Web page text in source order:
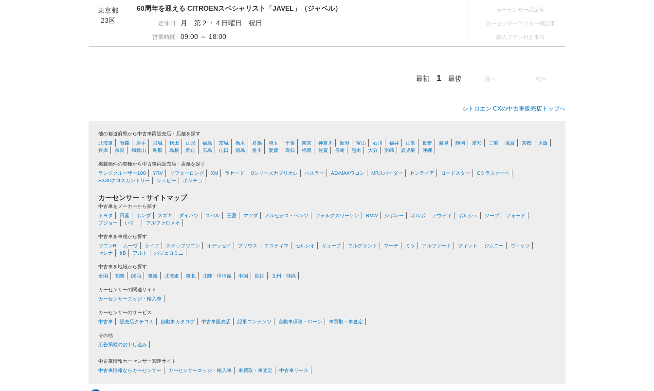
東京都
23区
60周年を迎える CITROENスペシャリスト「JAVEL」（ジャベル）
定休日 月 第２・４日曜日 祝日
営業時間 09:00 ～ 18:00
カーセンサー認定車
カーセンサーアフター保証車
購入プラン付き車両
最初 1 最後 前へ 次へ
シトロエン CXの中古車販売店トップへ
他の都道府県から中古車両販売店・店舗を探す
北海道
青森 岩手 宮城 秋田 山形 福島 茨城 栃木 群馬 埼玉 千葉 東京 神奈川 新潟 富山 石川 福井 山梨 長野 岐阜 静岡 愛知 三重 滋賀 京都
大阪
兵庫
奈良 和歌山 鳥取 島根 岡山 広島 山口 徳島 香川 愛媛 高知 福岡 佐賀 長崎 熊本 大分 宮崎 鹿児島 沖縄
掲載物件の車種から中古車両販売店・店舗を探す
ランドクルーザー100
YRV リフターロング XM ラセード 8シリーズカブリオレ ハスラー AD-MAXワゴン MRスパイダー センティア ロードスター
Cクラスクーペ
EX30クロスカントリー
シェビー ポンチョ
カーセンサー・サイトマップ
中古車をメーカーから探す
トヨタ
日産 ホンダ スズキ ダイハツ スバル 三菱 マツダ メルセデス・ベンツ フォルクスワーゲン BMW シボレー ボルボ アウディ ポルシェ ジープ
フォード
プジョー
いすゞ アルファロメオ
中古車を車種から探す
ワゴンR
ムーヴ ライフ ステップワゴン オデッセイ プリウス エスティマ セルシオ キューブ エルグランド マーチ ミラ アルファード フィット ジムニー
ヴィッツ
セレナ
bB アルト パジェロミニ
中古車を地域から探す
全国
関東 関西 東海 北海道 東北 北陸・甲信越 中国 四国 九州・沖縄
カーセンサーの関連サイト
カーセンサーエッジ・輸入車
カーセンサーのサービス
中古車
販売店クチコミ 自動車カタログ 中古車販売店 記事コンテンツ 自動車保険・ローン 車買取・車査定
その他
広告掲載のお申し込み
中古車情報カーセンサー関連サイト
中古車情報ならカーセンサー
カーセンサーエッジ・輸入車 車買取・車査定 中古車リース